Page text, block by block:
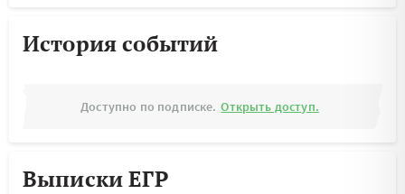
История событий
Доступно по подписке. Открыть доступ.
Выписки ЕГР